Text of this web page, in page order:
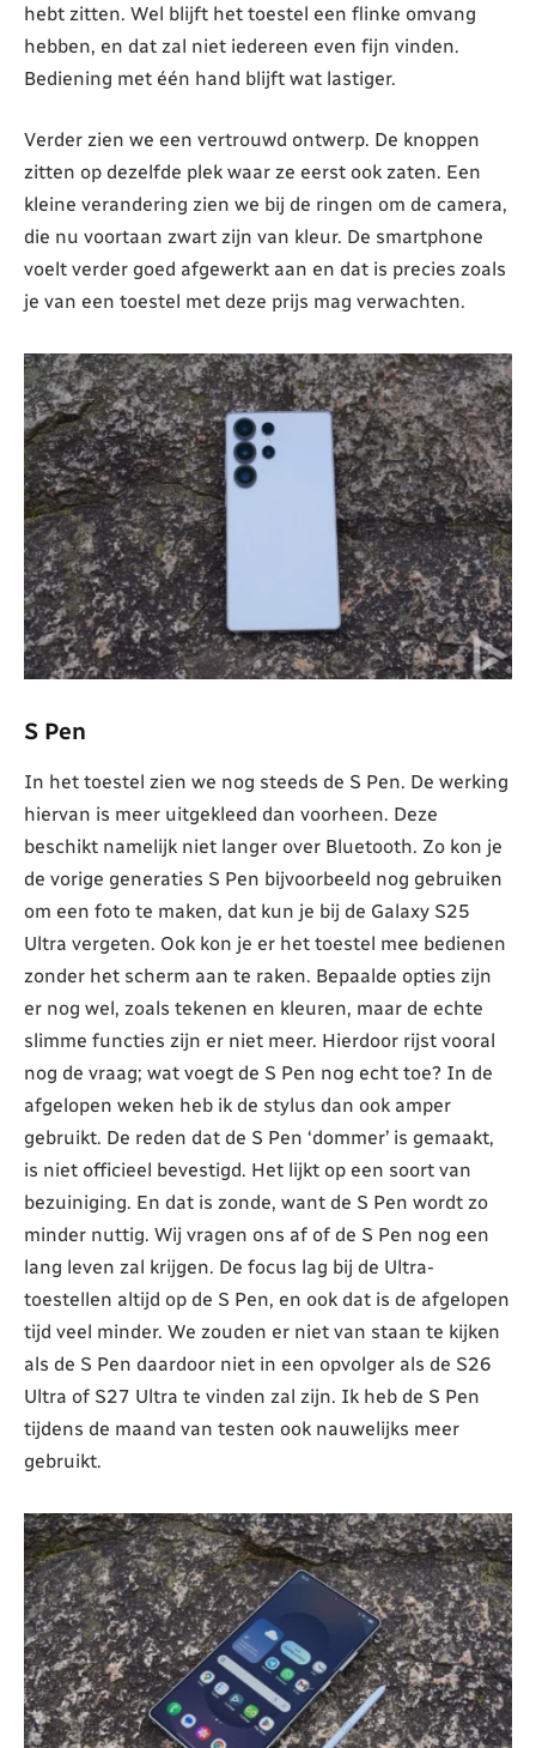
hebt zitten. Wel blijft het toestel een flinke omvang
hebben, en dat zal niet iedereen even fijn vinden.
Bediening met één hand blijft wat lastiger.
Verder zien we een vertrouwd ontwerp. De knoppen
zitten op dezelfde plek waar ze eerst ook zaten. Een
kleine verandering zien we bij de ringen om de camera,
die nu voortaan zwart zijn van kleur. De smartphone
voelt verder goed afgewerkt aan en dat is precies zoals
je van een toestel met deze prijs mag verwachten.
S Pen
In het toestel zien we nog steeds de S Pen. De werking
hiervan is meer uitgekleed dan voorheen. Deze
beschikt namelijk niet langer over Bluetooth. Zo kon je
de vorige generaties S Pen bijvoorbeeld nog gebruiken
om een foto te maken, dat kun je bij de Galaxy S25
Ultra vergeten. Ook kon je er het toestel mee bedienen
zonder het scherm aan te raken. Bepaalde opties zijn
er nog wel, zoals tekenen en kleuren, maar de echte
slimme functies zijn er niet meer. Hierdoor rijst vooral
nog de vraag; wat voegt de S Pen nog echt toe? In de
afgelopen weken heb ik de stylus dan ook amper
gebruikt. De reden dat de S Pen ‘dommer’ is gemaakt,
is niet officieel bevestigd. Het lijkt op een soort van
bezuiniging. En dat is zonde, want de S Pen wordt zo
minder nuttig. Wij vragen ons af of de S Pen nog een
lang leven zal krijgen. De focus lag bij de Ultra-
toestellen altijd op de S Pen, en ook dat is de afgelopen
tijd veel minder. We zouden er niet van staan te kijken
als de S Pen daardoor niet in een opvolger als de S26
Ultra of S27 Ultra te vinden zal zijn. Ik heb de S Pen
tijdens de maand van testen ook nauwelijks meer
gebruikt.